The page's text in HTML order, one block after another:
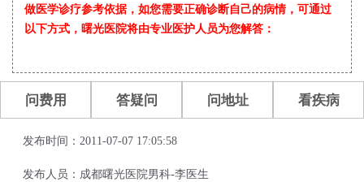
做医学诊疗参考依据，如您需要正确诊断自己的病情，可通过
以下方式，曙光医院将由专业医护人员为您解答：
问费用 答疑问 问地址 看疾病
发布时间：2011-07-07 17:05:58
发布人员：成都曙光医院男科-李医生